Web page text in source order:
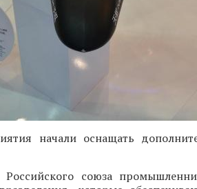
начали оснащать
Российского союза